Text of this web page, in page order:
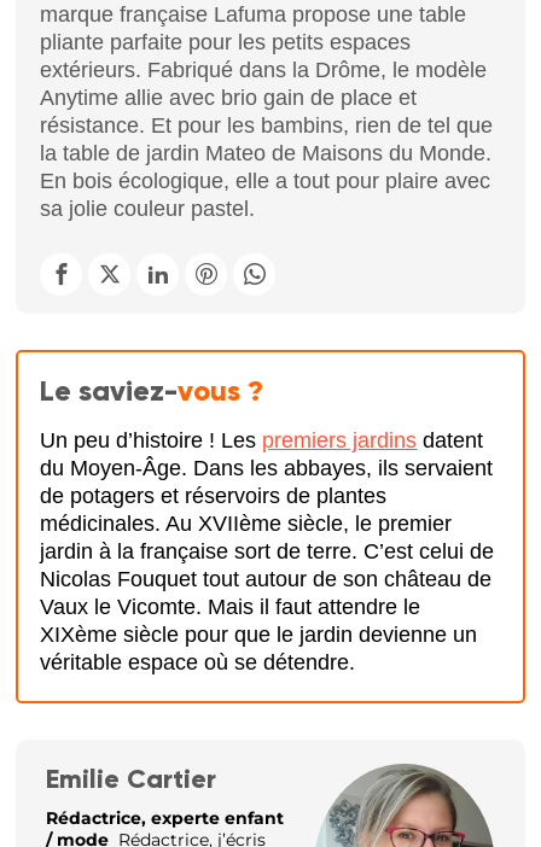
marque française Lafuma propose une table
pliante parfaite pour les petits espaces
extérieurs. Fabriqué dans la Drôme, le modèle
Anytime allie avec brio gain de place et
résistance. Et pour les bambins, rien de tel que
la table de jardin Mateo de Maisons du Monde.
En bois écologique, elle a tout pour plaire avec
sa jolie couleur pastel.
Le saviez-vous ?
Un peu d’histoire ! Les premiers jardins datent
du Moyen-Âge. Dans les abbayes, ils servaient
de potagers et réservoirs de plantes
médicinales. Au XVIIème siècle, le premier
jardin à la française sort de terre. C’est celui de
Nicolas Fouquet tout autour de son château de
Vaux le Vicomte. Mais il faut attendre le
XIXème siècle pour que le jardin devienne un
véritable espace où se détendre.
Emilie Cartier
Rédactrice, experte enfant
/ mode Rédactrice, j’écris